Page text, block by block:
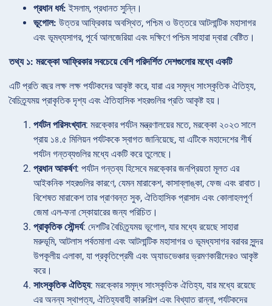
প্রধান ধর্ম: ইসলাম, প্রধানত সুন্নি।
ভূগোল: উত্তর আফ্রিকায় অবস্থিত, পশ্চিম ও উত্তরে আটলান্টিক মহাসাগর
এবং ভূমধ্যসাগর, পূর্বে আলজেরিয়া এবং দক্ষিণে পশ্চিম সাহারা দ্বারা বেষ্টিত।
তথ্য ১: মরক্কো আফ্রিকার সবচেয়ে বেশি পরিদর্শিত দেশগুলোর মধ্যে একটি
এটি প্রতি বছর লক্ষ লক্ষ পর্যটকদের আকৃষ্ট করে, যারা এর সমৃদ্ধ সাংস্কৃতিক ঐতিহ্য,
বৈচিত্র্যময় প্রাকৃতিক দৃশ্য এবং ঐতিহাসিক শহরগুলির প্রতি আকৃষ্ট হয়।
পর্যটন পরিসংখ্যান: মরক্কোর পর্যটন মন্ত্রণালয়ের মতে, মরক্কো ২০২৩ সালে
প্রায় ১৪.৫ মিলিয়ন পর্যটককে স্বাগত জানিয়েছে, যা এটিকে মহাদেশের শীর্ষ
পর্যটন গন্তব্যগুলির মধ্যে একটি করে তুলেছে।
প্রধান আকর্ষণ: পর্যটন গন্তব্য হিসেবে মরক্কোর জনপ্রিয়তা মূলত এর
আইকনিক শহরগুলির কারণে, যেমন মারাকেশ, কাসাব্লাঙ্কা, ফেজ এবং রাবাত।
বিশেষত মারাকেশ তার প্রাণবন্ত সুক, ঐতিহাসিক প্রাসাদ এবং কোলাহলপূর্ণ
জেমা এল-ফনা স্কোয়ারের জন্য পরিচিত।
প্রাকৃতিক সৌন্দর্য: দেশটির বৈচিত্র্যময় ভূগোল, যার মধ্যে রয়েছে সাহারা
মরুভূমি, আটলাস পর্বতমালা এবং আটলান্টিক মহাসাগর ও ভূমধ্যসাগর বরাবর সুন্দর
উপকূলীয় এলাকা, যা প্রকৃতিপ্রেমী এবং অ্যাডভেঞ্চার ভ্রমণকারীদেরও আকৃষ্ট
করে।
সাংস্কৃতিক ঐতিহ্য: মরক্কোর সমৃদ্ধ সাংস্কৃতিক ঐতিহ্য, যার মধ্যে রয়েছে
এর অনন্য স্থাপত্য, ঐতিহ্যবাহী কারুশিল্প এবং বিখ্যাত রান্না, পর্যটকদের